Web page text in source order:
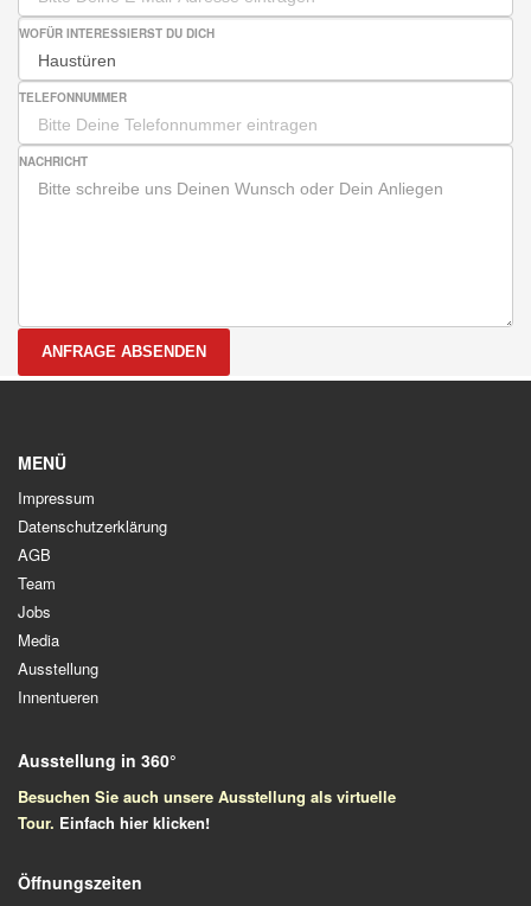
WOFÜR INTERESSIERST DU DICH
TELEFONNUMMER
NACHRICHT
ANFRAGE ABSENDEN
MENÜ
Impressum
Datenschutzerklärung
AGB
Team
Jobs
Media
Ausstellung
Innentueren
Ausstellung in 360°
Besuchen Sie auch unsere Ausstellung als virtuelle
Tour. Einfach hier klicken!
Öffnungszeiten